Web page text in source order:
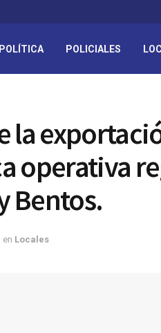
POLÍTICA POLICIALES
la
operativa
Bentos.
en Locales